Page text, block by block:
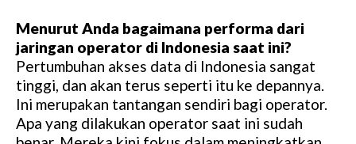
Menurut Anda bagaimana performa dari
jaringan operator di Indonesia saat ini?
Pertumbuhan akses data di Indonesia sangat
tinggi, dan akan terus seperti itu ke depannya.
Ini merupakan tantangan sendiri bagi operator.
Apa yang dilakukan operator saat ini sudah